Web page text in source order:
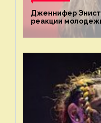
Дженнифер
реакции